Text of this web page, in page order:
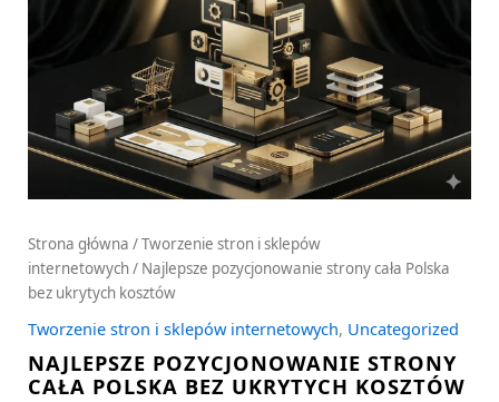
Strona główna /Tworzenie stron i sklepów
internetowych/ Najlepsze pozycjonowanie strony cała Polska
bez ukrytych kosztów
Tworzenie stron i sklepów internetowych, Uncategorized
NAJLEPSZE POZYCJONOWANIE STRONY
CAŁA POLSKA BEZ UKRYTYCH KOSZTÓW
pozycjonowanie
ukrytych
kosztów